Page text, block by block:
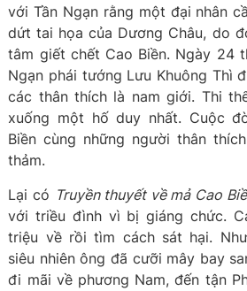
với Tần Ngạn rằng một đại nhân
dứt tai họa của Dương Châu, do
tâm giết chết Cao Biền. Ngày 24
Ngạn phái tướng Lưu Khuông Thì
các thân thích là nam giới. Thi
xuống một hố duy nhất. Cuộc
Biền cùng những người thân
thảm.
Lại có Truyền thuyết về mả Cao
với triều đình vì bị giáng chức.
triệu về rồi tìm cách sát hại.
siêu nhiên ông đã cưỡi mây bay
đi mãi về phương Nam, đến tận